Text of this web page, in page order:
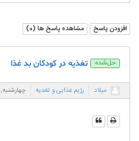
افزودن پاسخ مشاهده پاسخ ها (0
)
حل‌شده تغذیه در کودکان بد غذا
میلاد رژیم غذایی و تغدیه چهارشنبه, 08 شهریور 1391